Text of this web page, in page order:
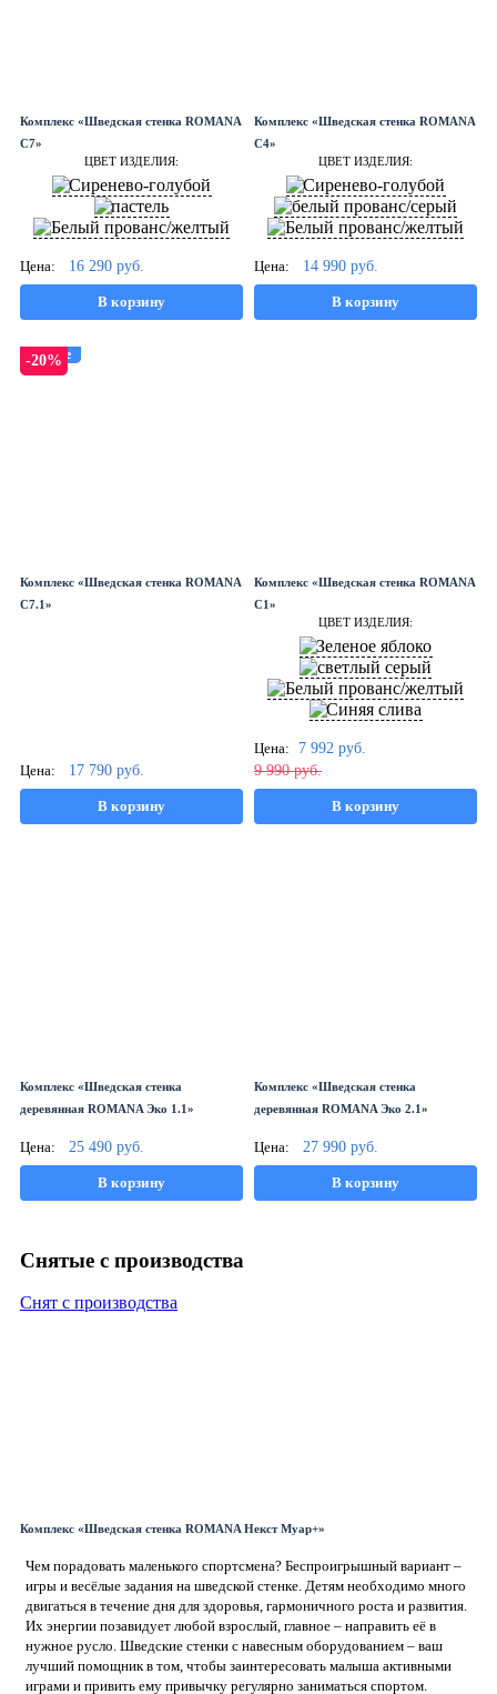
Комплекс «Шведская стенка ROMANA
С7»
ЦВЕТ ИЗДЕЛИЯ:
Цена: 16 290 руб.
В корзину
Комплекс «Шведская стенка ROMANA
С4»
ЦВЕТ ИЗДЕЛИЯ:
Цена: 14 990 руб.
В корзину
Новое
Новое
Комплекс «Шведская стенка ROMANA
С7.1»
Цена: 17 790 руб.
В корзину
-20%
Комплекс «Шведская стенка ROMANA
С1»
ЦВЕТ ИЗДЕЛИЯ:
Цена: 7 992 руб.
9 990 руб.
В корзину
Комплекс «Шведская стенка
деревянная ROMANA Эко 1.1»
Цена: 25 490 руб.
В корзину
Комплекс «Шведская стенка
деревянная ROMANA Эко 2.1»
Цена: 27 990 руб.
В корзину
Снятые с производства
Снят с производства
Комплекс «Шведская стенка ROMANA Некст Муар+»
Чем порадовать маленького спортсмена? Беспроигрышный вариант –
игры и весёлые задания на шведской стенке. Детям необходимо много
двигаться в течение дня для здоровья, гармоничного роста и развития.
Их энергии позавидует любой взрослый, главное – направить её в
нужное русло. Шведские стенки с навесным оборудованием – ваш
лучший помощник в том, чтобы заинтересовать малыша активными
играми и привить ему привычку регулярно заниматься спортом.